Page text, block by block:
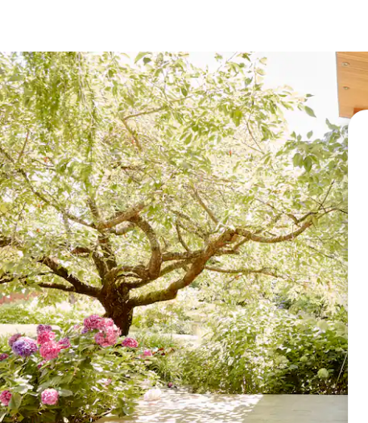
או לעיין בעזרת תנועות מגע או החלקה.